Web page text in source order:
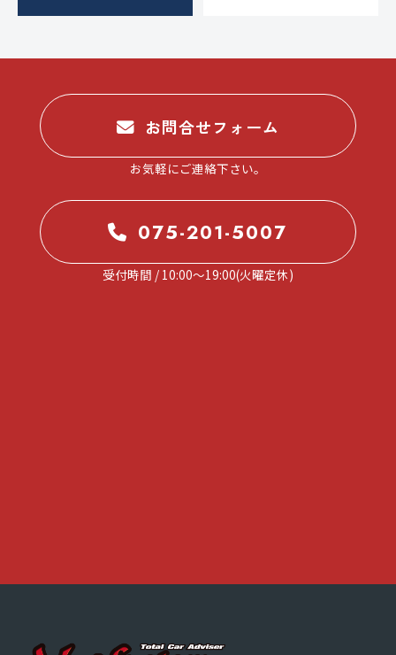
お問合せフォーム
お気軽にご連絡下さい。
075-201-5007
受付時間 / 10:00～19:00(火曜定休)